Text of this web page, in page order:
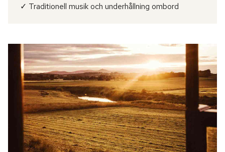
✓ Traditionell musik och underhållning ombord